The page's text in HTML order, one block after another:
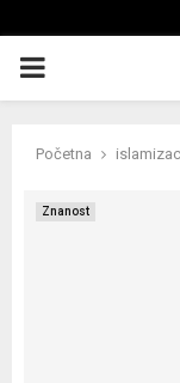
PRIMARY
Početna
Znanost